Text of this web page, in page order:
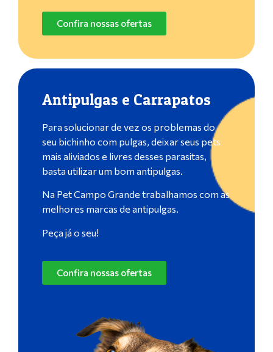
Confira nossas ofertas
Antipulgas e Carrapatos
Para solucionar de vez os problemas do
seu bichinho com pulgas, deixar seus pets
mais aliviados e livres desses parasitas,
basta utilizar um bom antipulgas.
Na Pet Campo Grande trabalhamos com as
melhores marcas de antipulgas.
Peça já o seu!
Confira nossas ofertas